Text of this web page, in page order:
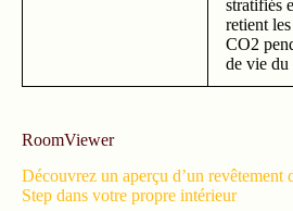
stratifiés
retient
CO2
de vie du
RoomViewer
Découvrez un aperçu d’un revêtement
Step dans votre propre intérieur